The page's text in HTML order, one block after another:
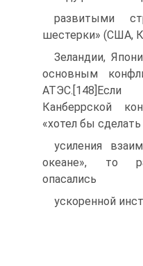
развитыми
шестерки» (США,
Зеландии,
основным
Канберрской
«хотел бы
усиления
океане», то
опасались
ускоренной